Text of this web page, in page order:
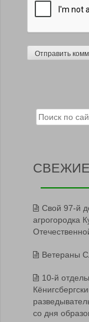
Search for:
Свой 97-й
агрогородка
Ветераны
10-й
со дня